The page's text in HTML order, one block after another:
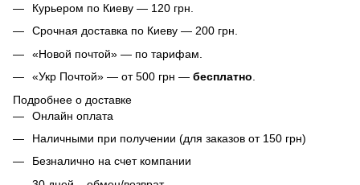
Курьером по Киеву — 120 грн.
Срочная доставка по Киеву — 200 грн.
«Новой почтой» — по тарифам.
«Укр Почтой» — от 500 грн — бесплатно
Подробнее о доставке
Онлайн оплата
Наличными при получении (для заказов от 150 грн)
Безналично на счет компании